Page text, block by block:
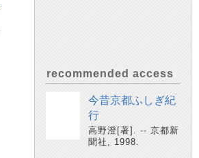
recommended access
今昔京都ふしぎ紀
行
高野澄[著]. -- 京都新
聞社, 1998.